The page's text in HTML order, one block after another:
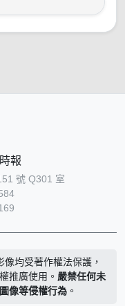
報
號 Q301 室
均受著作權法保護，
推廣使用。 嚴禁任何未
像等侵權行為 。